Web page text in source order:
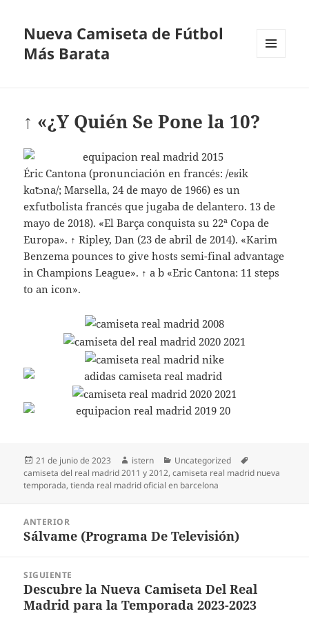
Nueva Camiseta de Fútbol
Más Barata
↑ «¿Y Quién Se Pone la 10?
Éric Cantona (pronunciación en francés: /eʁik
kɑ̃tɔna/; Marsella, 24 de mayo de 1966) es un
exfutbolista francés que jugaba de delantero. 13 de
mayo de 2018). «El Barça conquista su 22ª Copa de
Europa». ↑ Ripley, Dan (23 de abril de 2014). «Karim
Benzema pounces to give hosts semi-final advantage
in Champions League». ↑ a b «Eric Cantona: 11 steps
to an icon».
Publicado
el
21 de junio de 2023 Autor
istern Categorías
Uncategorized
camiseta del real madrid 2011 y 2012,camiseta real madrid nueva
temporada,tienda real madrid oficial en barcelona
entradas
ANTERIOR
Entrada
Sálvame (Programa De Televisión)
SIGUIENTE
Entrada
siguiente:
Descubre la Nueva Camiseta Del Real
Madrid para la Temporada 2023-2023